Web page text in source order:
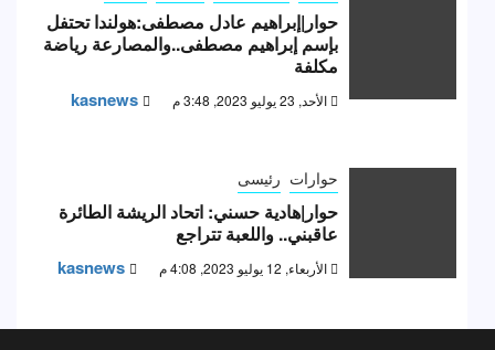
حوار|إبراهيم عادل مصطفى:هولندا تحتفل
بإسم إبراهيم مصطفى..والمصارعة رياضة
مكلفة
الأحد, 23 يوليو 2023, 3:48 م kasnews
حوارات رئيسى
حوار|هادية حسني: اتحاد الريشة الطائرة
عاقبني.. واللعبة تتراجع
الأربعاء, 12 يوليو 2023, 4:08 م kasnews